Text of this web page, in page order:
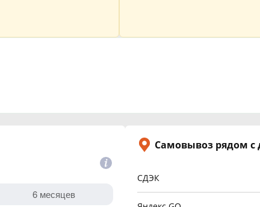
Самовывоз рядом
СДЭК